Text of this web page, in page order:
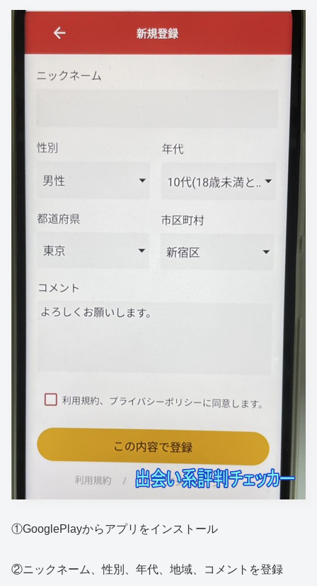
①GooglePlayからアプリをインストール
②ニックネーム、性別、年代、地域、コメントを登録